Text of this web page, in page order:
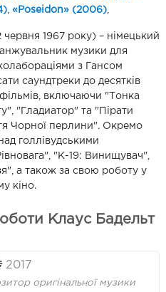
«Poseidon» (2006)
1967 року) – німецький
музики для
з Гансом
саундтреки до десятків
включаючи "Тонка
"Гладиатор" та "Пірати
Чорної перлини". Окремо
голлівудськими
"К-19: Винищувач",
а також за свою роботу у
кіно.
Клаус Бадельт
2017
оригінальної музики